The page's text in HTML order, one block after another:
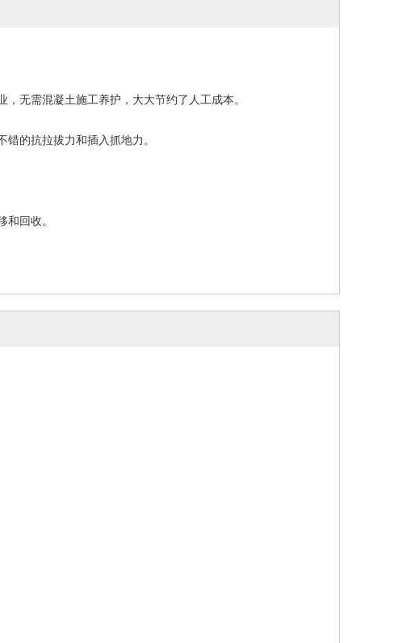
无需混凝土施工养护，大大节约了人工成本。
的抗拉拔力和插入抓地力。
回收。